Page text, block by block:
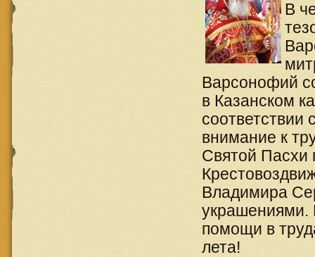
В
Варсонофий
в Казанском
соответствии
внимание к
Святой Пасхи
Владимира
украшениями.
помощи в
лета!